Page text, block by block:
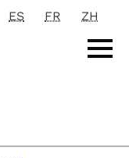
ES FR
ZH